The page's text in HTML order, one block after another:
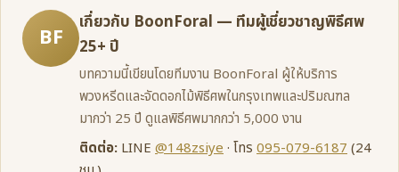
BF
เกี่ยวกับ BoonForal — ทีมผู้เชี่ยวชาญพิธีศพ
25+ ปี
บทความนี้เขียนโดยทีมงาน BoonForal ผู้ให้บริการ
พวงหรีดและจัดดอกไม้พิธีศพในกรุงเทพและปริมณฑล
มากว่า 25 ปี ดูแลพิธีศพมากกว่า 5,000 งาน
ติดต่อ: LINE @148zsiye· โทร 095-079-6187(24